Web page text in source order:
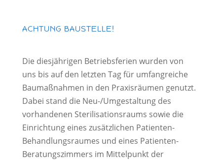
ACHTUNG BAUSTELLE!
Die diesjährigen Betriebsferien wurden von
uns bis auf den letzten Tag für umfangreiche
Baumaßnahmen in den Praxisräumen genutzt.
Dabei stand die Neu-/Umgestaltung des
vorhandenen Sterilisationsraums sowie die
Einrichtung eines zusätzlichen Patienten-
Behandlungsraumes und eines Patienten-
Beratungszimmers im Mittelpunkt der